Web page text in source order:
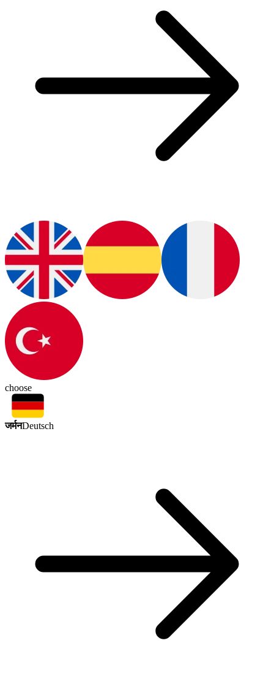
choose
जर्मनDeutsch